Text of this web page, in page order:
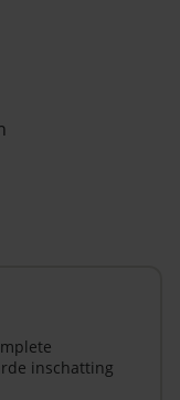
inschatting